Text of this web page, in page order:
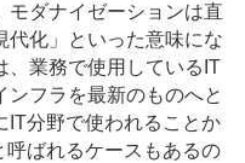
モダナイゼーションは直
代化」といった意味にな
、業務で使用しているIT
ンフラを最新のものへと
IT分野で使われることか
呼ばれるケースもあるの